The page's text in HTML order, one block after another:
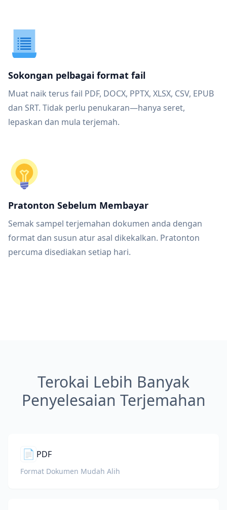
Sokongan pelbagai format fail
Muat naik terus fail PDF, DOCX, PPTX, XLSX, CSV, EPUB
dan SRT. Tidak perlu penukaran—hanya seret,
lepaskan dan mula terjemah.
Pratonton Sebelum Membayar
Semak sampel terjemahan dokumen anda dengan
format dan susun atur asal dikekalkan. Pratonton
percuma disediakan setiap hari.
Terokai Lebih Banyak
Penyelesaian Terjemahan
📄 PDF
Format Dokumen Mudah Alih